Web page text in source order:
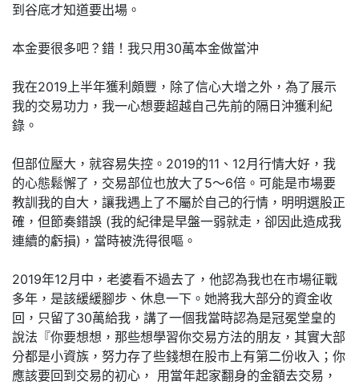
到谷底才知道要出場。
本金要很多吧？錯！我只用30萬本金做當沖
我在2019上半年獲利頗豐，除了信心大增之外，為了展示
我的交易功力，我一心想要超越自己先前的隔日沖獲利紀
錄。
但部位壓大，就容易失控。2019的11、12月行情大好，我
的心態鬆懈了，交易部位也放大了5～6倍。可能是市場要
教訓我的自大，讓我遇上了不屬於自己的行情，明明選股正
確，但節奏錯誤 (我的紀律是早盤一弱就走，卻因此造成我
連續的虧損)，當時被洗得很嘔。
2019年12月中，老婆看不過去了，他認為我也在市場征戰
多年，是該緩緩腳步、休息一下。她將我大部分的資金收
回，只留了30萬給我，講了一個我當時認為是冠冕堂皇的
說法『你要想想，那些想學習你交易方法的朋友，其實大部
分都是小資族，努力存了些錢想在股市上有第二份收入；你
應該要回到交易的初心， 用當年起家翻身的金額去交易，